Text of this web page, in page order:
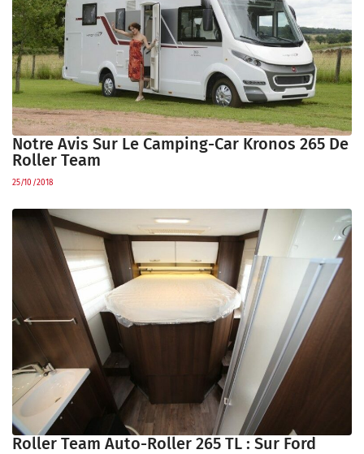
Notre Avis Sur Le Camping-Car Kronos 265 De
Roller Team
25/10/2018
Roller Team Auto-Roller 265 TL : Sur Ford